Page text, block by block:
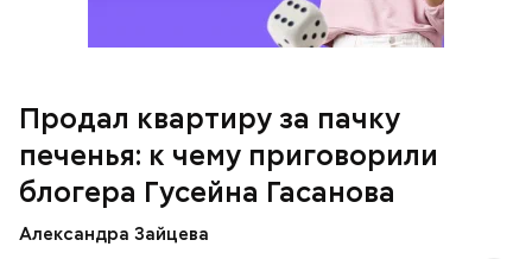
Продал квартиру за пачку
печенья: к чему приговорили
блогера Гусейна Гасанова
Александра Зайцева